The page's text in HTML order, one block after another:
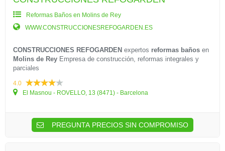
Reformas Baños en Molins de Rey
WWW.CONSTRUCCIONESREFOGARDEN.ES
CONSTRUCCIONES REFOGARDEN expertos reformas baños en
Molins de Rey Empresa de construcción, reformas integrales y
parciales
4.0
El Masnou - ROVELLO, 13 (8471) - Barcelona
PREGUNTA PRECIOS SIN COMPROMISO